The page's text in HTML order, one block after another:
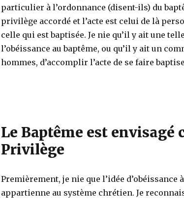
particulier à l’ordonnance (disent-ils) du
privilège accordé et l’acte est celui de là
celle qui est baptisée. Je nie qu’il y ait une
l’obéissance au baptême, ou qu’il y ait un
hommes, d’accomplir l’acte de se faire
Le Baptême est envisagé
Privilège
Premièrement, je nie que l’idée d’obéissance
appartienne au système chrétien. Je